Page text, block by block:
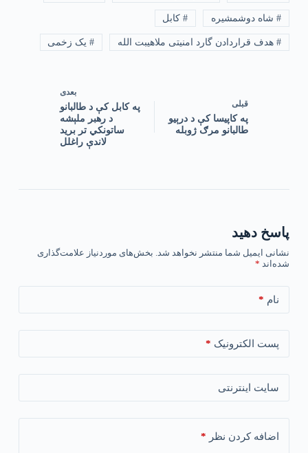
# شاه دوشمشیره # کابل
# هدف قراردادن گارد امنیتی ملاهیبت الله # یک زخمی
قبلی
‏په کاپیسا کې د درېیو
طالبانو مرګ ژوبله
بعدی
‏په کابل کې د طالبانو
د رهبر ملېشه
ساتونکي تر برید
لاندې راغلل
پاسخ دهید
نشانی ایمیل شما منتشر نخواهد شد. بخش‌های موردنیاز علامت‌گذاری
شده‌اند *
نام *
پست الکترونیک *
سایت اینترنتی
اضافه کردن نظر *